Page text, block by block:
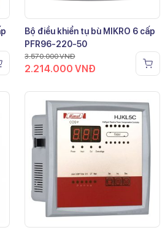
Bộ điều khiển tụ bù MIKRO 6 cấp
PFR96-220-50
3.570.000VNĐ
2.214.000VNĐ